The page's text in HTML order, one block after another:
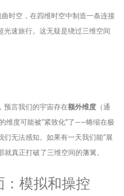
时空，在四维时空中制造一条连接
光速旅行。这无疑是绕过三维空间
预言我们的宇宙存在额外维度 （通
维度可能被“紧致化”了——蜷缩在极
无法感知。如果有一天我们能“展
就真正打破了三维空间的藩篱。
：模拟和操控